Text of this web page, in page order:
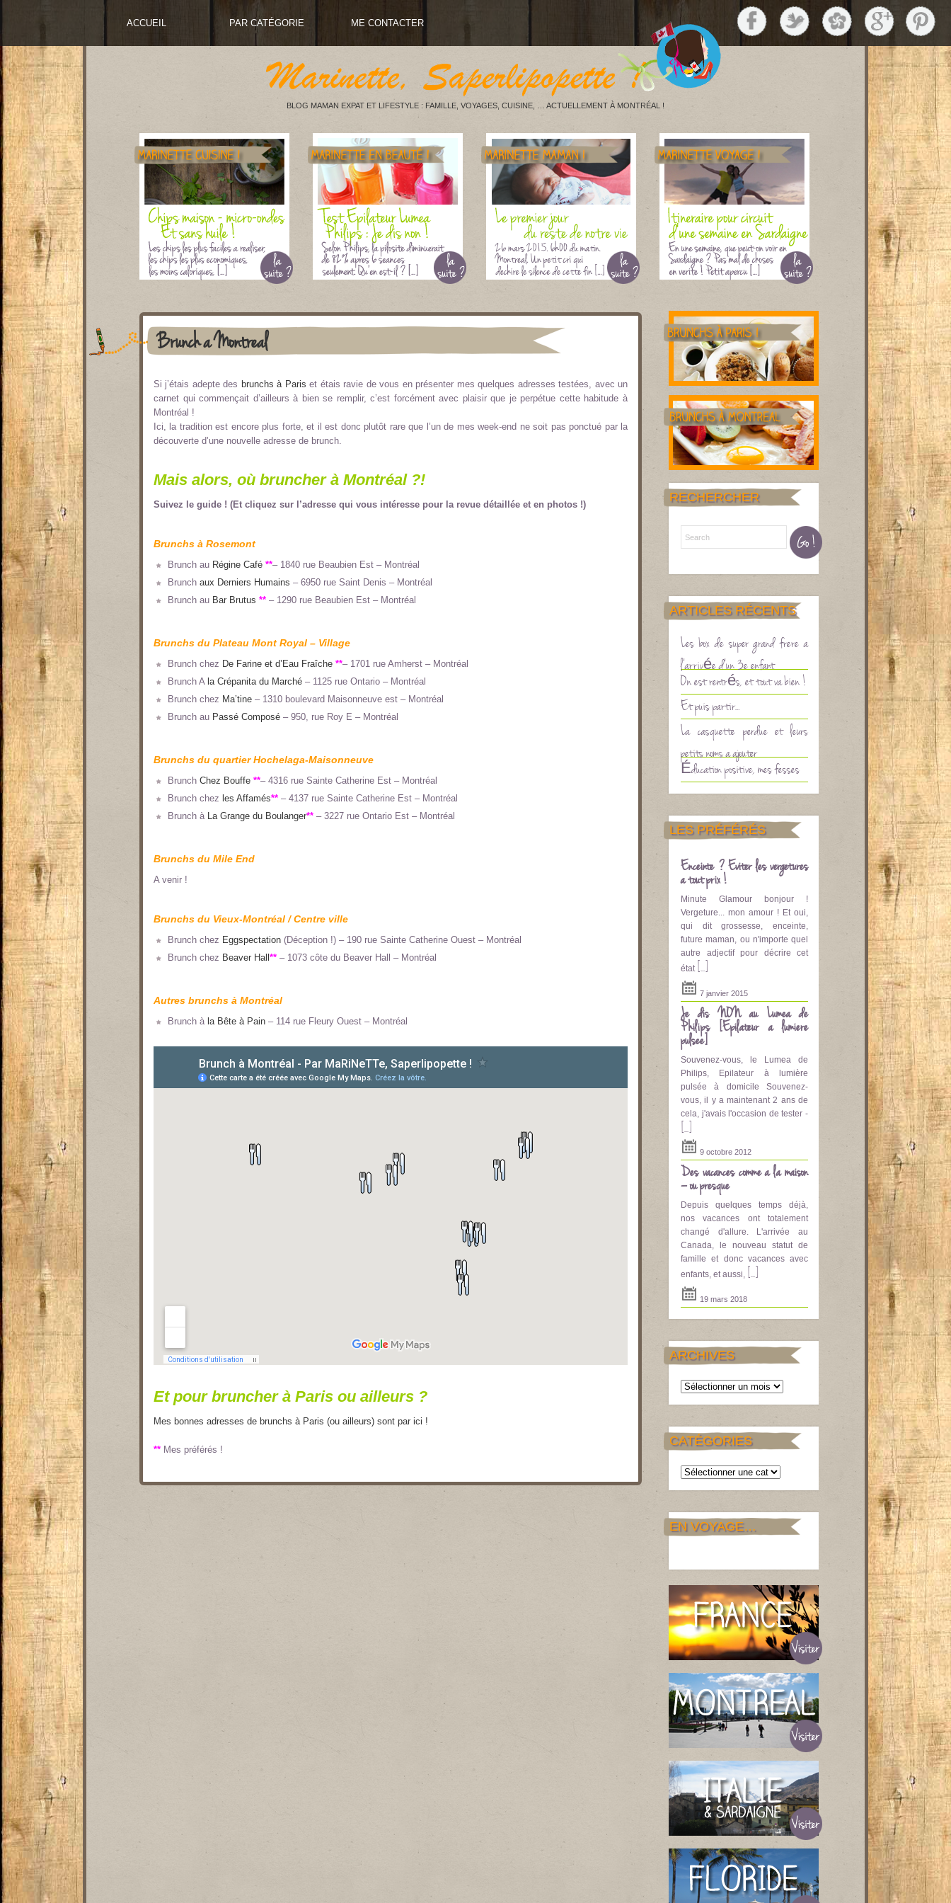
ACCUEIL PAR CATÉGORIE ME CONTACTER
BLOG MAMAN EXPAT ET LIFESTYLE : FAMILLE, VOYAGES, CUISINE, … ACTUELLEMENT À MONTRÉAL !
Brunch à Montreal
Si j’étais adepte des brunchs à Paris et étais ravie de vous en présenter mes quelques adresses testées, avec un
carnet qui commençait d’ailleurs à bien se remplir, c’est forcément avec plaisir que je perpétue cette habitude à
Montréal !
Ici, la tradition est encore plus forte, et il est donc plutôt rare que l’un de mes week-end ne soit pas ponctué par la
découverte d’une nouvelle adresse de brunch.
Mais alors, où bruncher à Montréal ?!
Suivez le guide ! (Et cliquez sur l’adresse qui vous intéresse pour la revue détaillée et en photos !)
Brunchs à Rosemont
Brunch au Régine Café **– 1840 rue Beaubien Est – Montréal
Brunch aux Derniers Humains – 6950 rue Saint Denis – Montréal
Brunch au Bar Brutus ** – 1290 rue Beaubien Est – Montréal
Brunchs du Plateau Mont Royal – Village
Brunch chez De Farine et d’Eau Fraîche **– 1701 rue Amherst – Montréal
Brunch A la Crépanita du Marché – 1125 rue Ontario – Montréal
Brunch chez Ma’tine – 1310 boulevard Maisonneuve est – Montréal
Brunch au Passé Composé – 950, rue Roy E – Montréal
Brunchs du quartier Hochelaga-Maisonneuve
Brunch Chez Bouffe **– 4316 rue Sainte Catherine Est – Montréal
Brunch chez les Affamés** – 4137 rue Sainte Catherine Est – Montréal
Brunch à La Grange du Boulanger** – 3227 rue Ontario Est – Montréal
Brunchs du Mile End
A venir !
Brunchs du Vieux-Montréal / Centre ville
Brunch chez Eggspectation (Déception !) – 190 rue Sainte Catherine Ouest – Montréal
Brunch chez Beaver Hall ** – 1073 côte du Beaver Hall – Montréal
Autres brunchs à Montréal
Brunch à la Bête à Pain – 114 rue Fleury Ouest – Montréal
Et pour bruncher à Paris ou ailleurs ?
Mes bonnes adresses de brunchs à Paris (ou ailleurs) sont par ici !
** Mes préférés !
RECHERCHER
ARTICLES RÉCENTS
Les box de super grand frère à
l’arrivée d’un 3è enfant
On est rentrés, et tout va bien !
Et puis partir…
La casquette perdue et leurs
Éducation positive, mes fesses
LES PRÉFÉRÉS
Enceinte ? Eviter les vergetures
à tout prix !
Minute Glamour bonjour !
Vergeture... mon amour ! Et oui,
qui dit grossesse, enceinte,
future maman, ou n'importe quel
autre adjectif pour décrire cet
état [...]
7 janvier 2015
Je dis NON au Lumea de
Philips [Epilateur a lumière
pulsee]
Souvenez-vous, le Lumea de
Philips, Epilateur à lumière
pulsée à domicile Souvenez-
vous, il y a maintenant 2 ans de
cela, j'avais l'occasion de tester -
[...]
9 octobre 2012
Des vacances comme à la maison
– ou presque
Depuis quelques temps déjà,
nos vacances ont totalement
changé d'allure. L'arrivée au
Canada, le nouveau statut de
famille et donc vacances avec
enfants, et aussi, [...]
19 mars 2018
ARCHIVES
Archives
CATÉGORIES
Catégories
EN VOYAGE…